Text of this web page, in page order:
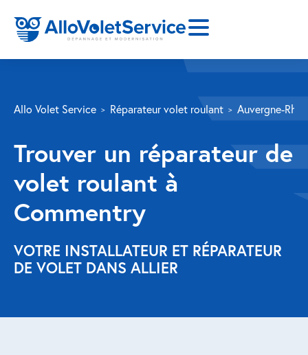
Volet roulant
Réparation
Volet roulant Velux
Au-delà de la fenêtre
Réparation store banne
Réparation portail
Allo Volet Service Réparateur volet roulant Auvergne-
Trouver un réparateur de
volet roulant à
Commentry
VOTRE INSTALLATEUR ET RÉPARATEUR
DE VOLET DANS ALLIER